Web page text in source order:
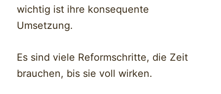
wichtig ist ihre konsequente
Umsetzung.
Es sind viele Reformschritte, die Zeit
brauchen, bis sie voll wirken.